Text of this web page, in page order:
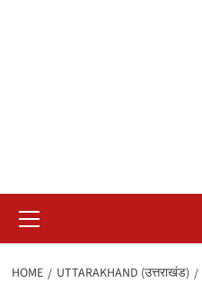
Menu
HOME UTTARAKHAND (उत्तराखंड)